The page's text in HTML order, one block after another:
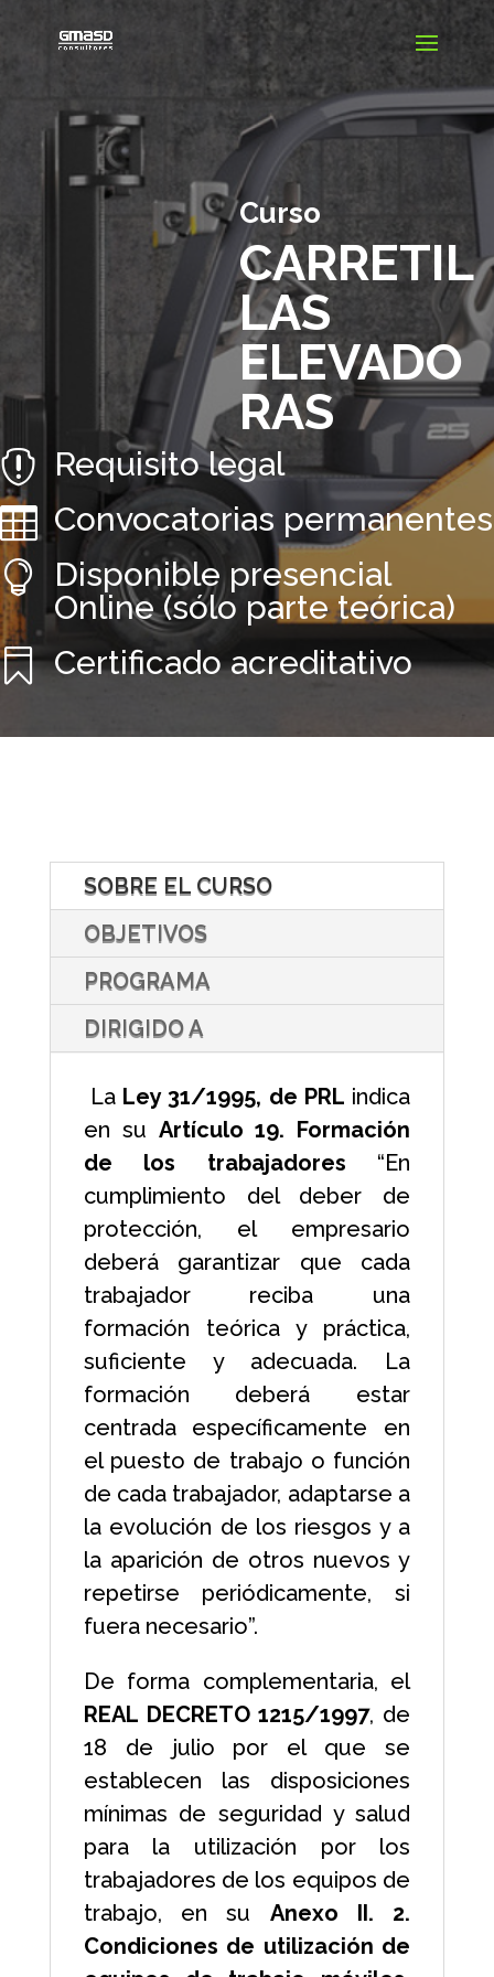
Curso
CARRETIL
LAS
ELEVADO
RAS
 Requisito legal
 Convocatorias permanentes

Disponible presencial
Online (sólo parte teórica)
 Certificado acreditativo
SOBRE EL CURSO
OBJETIVOS
PROGRAMA
DIRIGIDO A
La Ley 31/1995, de PRL indica
en su Artículo 19. Formación
de los trabajadores “En
cumplimiento del deber de
protección, el empresario
deberá garantizar que cada
trabajador reciba una
formación teórica y práctica,
suficiente y adecuada. La
formación deberá estar
centrada específicamente en
el puesto de trabajo o función
de cada trabajador, adaptarse a
la evolución de los riesgos y a
la aparición de otros nuevos y
repetirse periódicamente, si
fuera necesario”.
De forma complementaria, el
REAL DECRETO 1215/1997, de
18 de julio por el que se
establecen las disposiciones
mínimas de seguridad y salud
para la utilización por los
trabajadores de los equipos de
trabajo, en su Anexo II. 2.
Condiciones de utilización de